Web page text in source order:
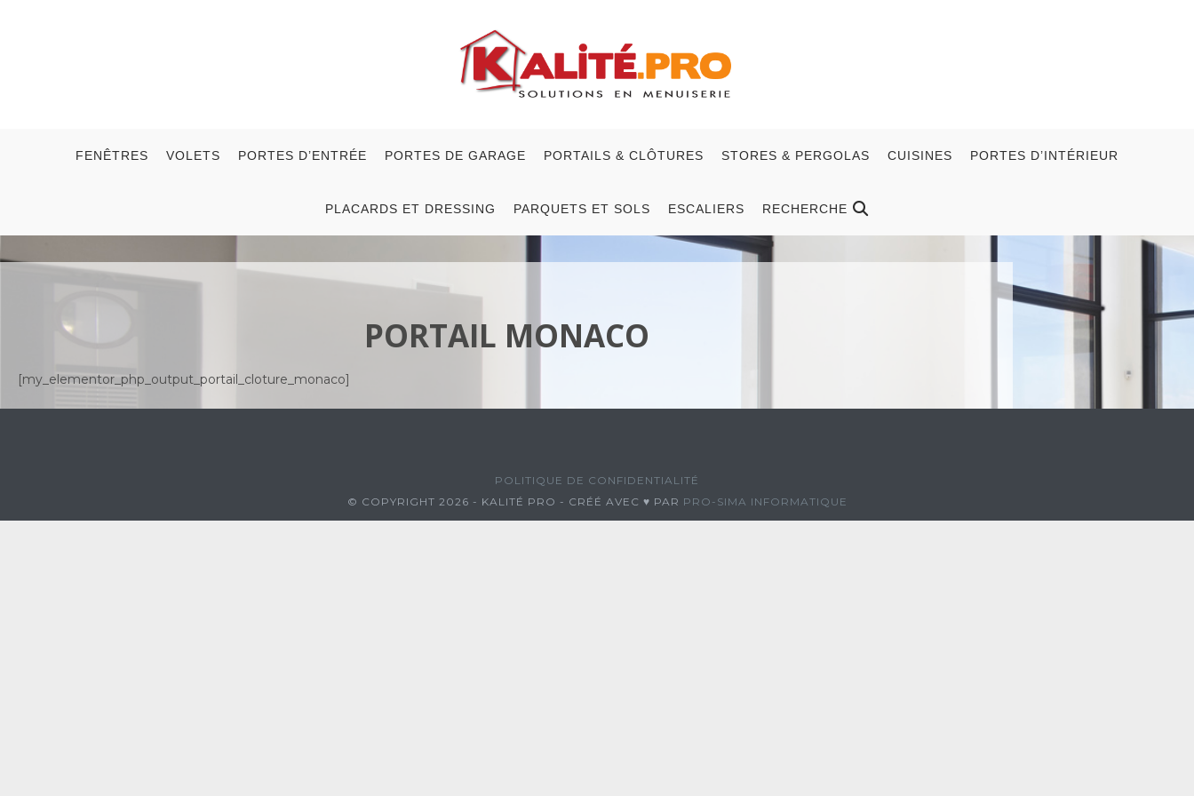
FENÊTRES VOLETS PORTES D’ENTRÉE PORTES DE GARAGE PORTAILS & CLÔTURES STORES & PERGOLAS CUISINES PORTES D’INTÉRIEUR
PLACARDS ET DRESSING PARQUETS ET SOLS ESCALIERS RECHERCHE
PORTAIL MONACO
[my_elementor_php_output_portail_cloture_monaco]
POLITIQUE DE CONFIDENTIALITÉ
© COPYRIGHT 2026 - KALITÉ PRO - CRÉÉ AVEC ♥ PAR PRO-SIMA INFORMATIQUE